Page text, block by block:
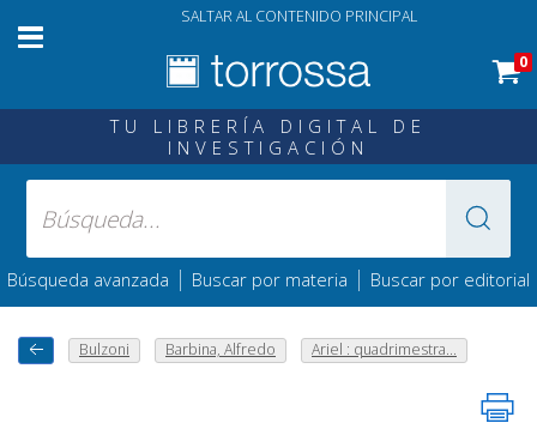
SALTAR AL CONTENIDO PRINCIPAL
0
TU LIBRERÍA DIGITAL DE
INVESTIGACIÓN
Búsqueda avanzada | Buscar por materia | Buscar por editorial
Bulzoni Barbina, Alfredo Ariel : quadrimestra...